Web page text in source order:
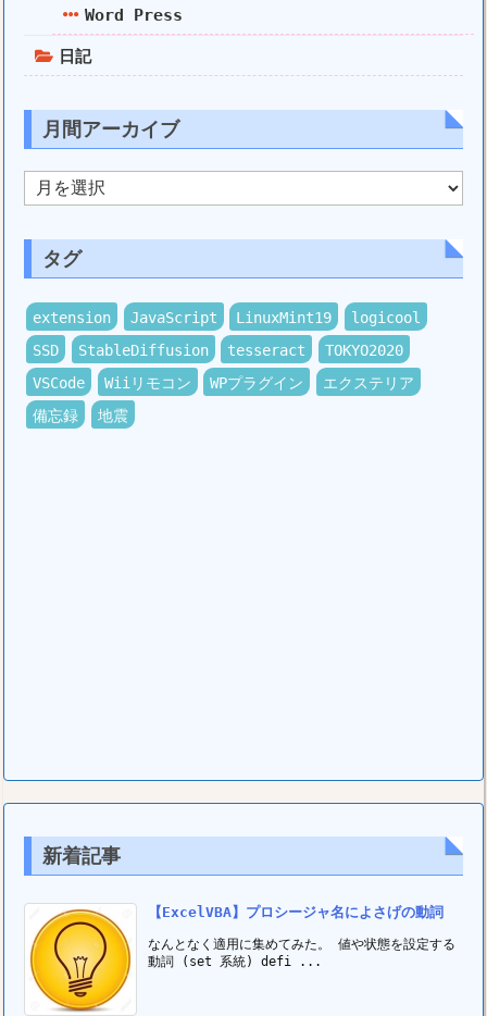
Word Press
日記
月間アーカイブ
月
間
ア
ブ
タグ
extension JavaScript LinuxMint19
logicool
SSD
StableDiffusion tesseract
TOKYO2020
VSCode
Wiiリモコン WPプラグイン
エクステリア
備忘録
地震
新着記事
【ExcelVBA】プロシージャ名によさげの動詞
なんとなく適用に集めてみた。 値や状態を設定する
動詞 (set 系統) defi ...